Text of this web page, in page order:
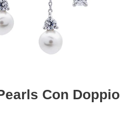
Con Doppio